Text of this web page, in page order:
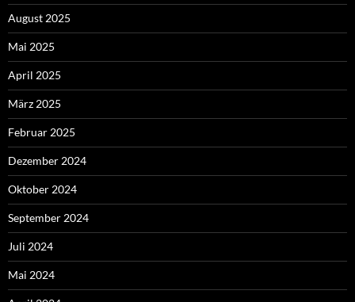
August 2025
Mai 2025
April 2025
März 2025
Februar 2025
Dezember 2024
Oktober 2024
September 2024
Juli 2024
Mai 2024